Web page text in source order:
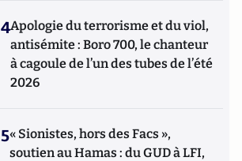
4Apologie du terrorisme et du viol,
antisémite : Boro 700, le chanteur
à cagoule de l’un des tubes de l’été
2026
5« Sionistes, hors des Facs »,
soutien au Hamas : du GUD à LFI,